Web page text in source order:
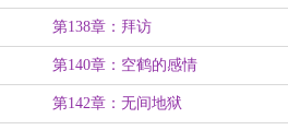
第138章：拜访
第140章：空鹤的感情
第142章：无间地狱